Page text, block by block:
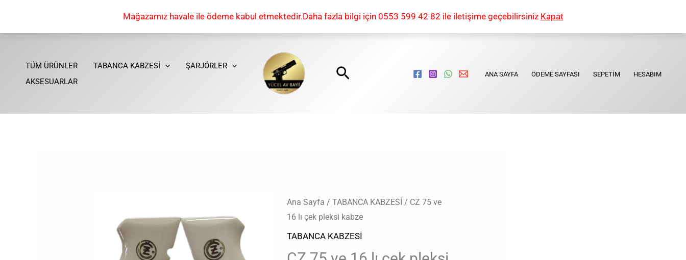
Mağazamız havale ile ödeme kabul etmektedir.Daha fazla bilgi için 0553 599 42 82 ile iletişime geçebilirsiniz Kapat
TÜM ÜRÜNLER TABANCA KABZESİ
ŞARJÖRLER
AKSESUARLAR
Arama ANA SAYFA ÖDEME SAYFASI SEPETIM HESABIM
Ana Sayfa / TABANCA KABZESİ / CZ 75 ve
16 lı çek pleksi kabze
TABANCA KABZESİ
CZ
75
ve